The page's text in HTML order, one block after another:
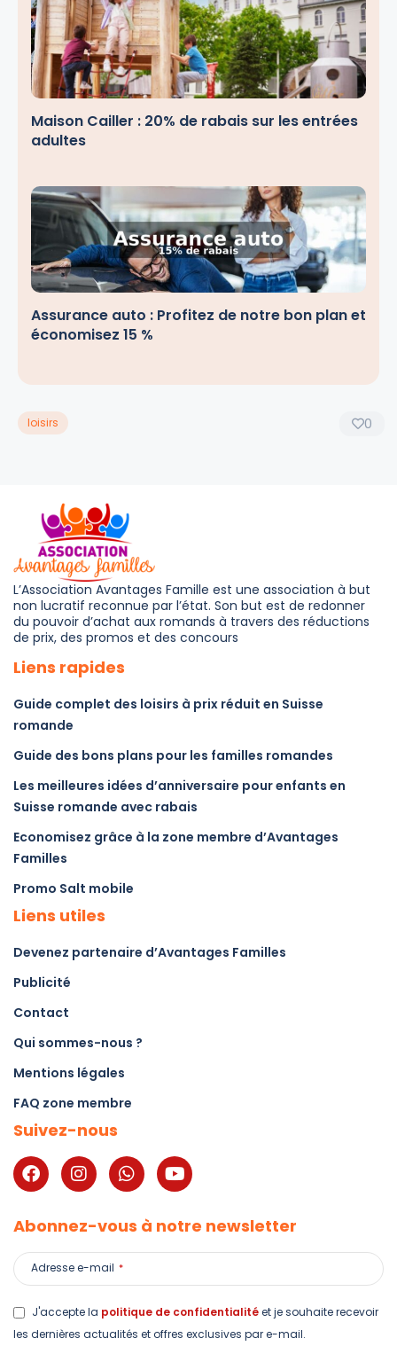
Maison Cailler : 20% de rabais sur les entrées
adultes
Assurance auto : Profitez de notre bon plan et
économisez 15 %
loisirs 0
L’Association Avantages Famille est une association à but
non lucratif reconnue par l’état. Son but est de redonner
du pouvoir d’achat aux romands à travers des réductions
de prix, des promos et des concours
Liens rapides
Guide complet des loisirs à prix réduit en Suisse
romande
Guide des bons plans pour les familles romandes
Les meilleures idées d’anniversaire pour enfants en
Suisse romande avec rabais
Economisez grâce à la zone membre d’Avantages
Familles
Promo Salt mobile
Liens utiles
Devenez partenaire d’Avantages Familles
Publicité
Contact
Qui sommes-nous ?
Mentions légales
FAQ zone membre
Suivez-nous
Abonnez-vous à notre newsletter
Adresse e-mail *
J'accepte la politique de confidentialitéet je souhaite recevoir
les dernières actualités et offres exclusives par e-mail.